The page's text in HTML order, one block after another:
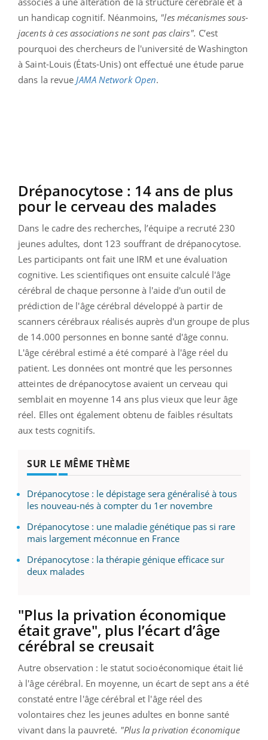
un handicap cognitif. Néanmoins, "les mécanismes sous-
jacents à ces associations ne sont pas clairs". C’est
pourquoi des chercheurs de l'université de Washington
à Saint-Louis (États-Unis) ont effectué une étude parue
dans la revue JAMA Network Open.
Drépanocytose : 14 ans de plus
pour le cerveau des malades
Dans le cadre des recherches, l’équipe a recruté 230
jeunes adultes, dont 123 souffrant de drépanocytose.
Les participants ont fait une IRM et une évaluation
cognitive. Les scientifiques ont ensuite calculé l'âge
cérébral de chaque personne à l'aide d'un outil de
prédiction de l'âge cérébral développé à partir de
scanners cérébraux réalisés auprès d'un groupe de plus
de 14.000 personnes en bonne santé d'âge connu.
L'âge cérébral estimé a été comparé à l'âge réel du
patient. Les données ont montré que les personnes
atteintes de drépanocytose avaient un cerveau qui
semblait en moyenne 14 ans plus vieux que leur âge
réel. Elles ont également obtenu de faibles résultats
aux tests cognitifs.
SUR LE MÊME THÈME
Drépanocytose : le dépistage sera généralisé à tous
les nouveau-nés à compter du 1er novembre
Drépanocytose : une maladie génétique pas si rare
mais largement méconnue en France
Drépanocytose : la thérapie génique efficace sur
deux malades
"Plus la privation économique
était grave", plus l’écart d’âge
cérébral se creusait
Autre observation : le statut socioéconomique était lié
à l'âge cérébral. En moyenne, un écart de sept ans a été
constaté entre l'âge cérébral et l'âge réel des
volontaires chez les jeunes adultes en bonne santé
vivant dans la pauvreté. "Plus la privation économique